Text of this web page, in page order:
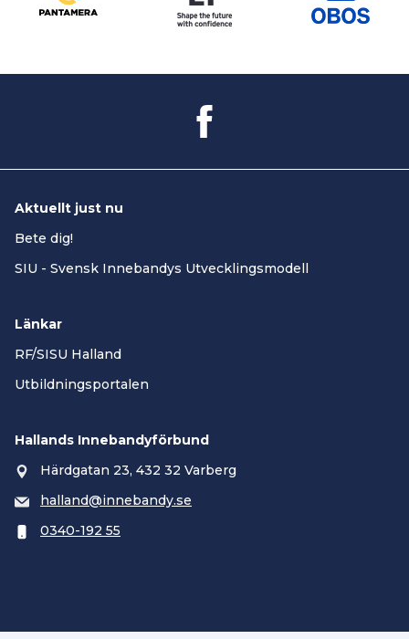
Aktuellt just nu
Bete dig!
SIU - Svensk Innebandys Utvecklingsmodell
Länkar
RF/SISU Halland
Utbildningsportalen
Hallands Innebandyförbund
Härdgatan 23, 432 32 Varberg
halland@innebandy.se
0340-192 55